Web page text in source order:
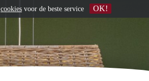
cookies voor de beste service OK!